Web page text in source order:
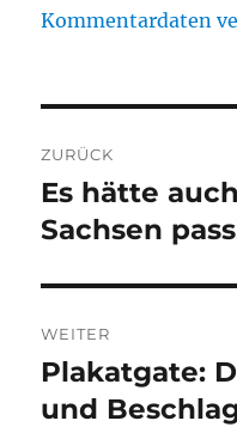
Kommentardaten
ZURÜCK
Vorheriger
Beitrag:
Es hätte
Sachsen
WEITER
Nächster
Beitrag:
Plakatgate:
und